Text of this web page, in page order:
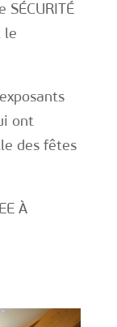
le
ont
des fêtes
À